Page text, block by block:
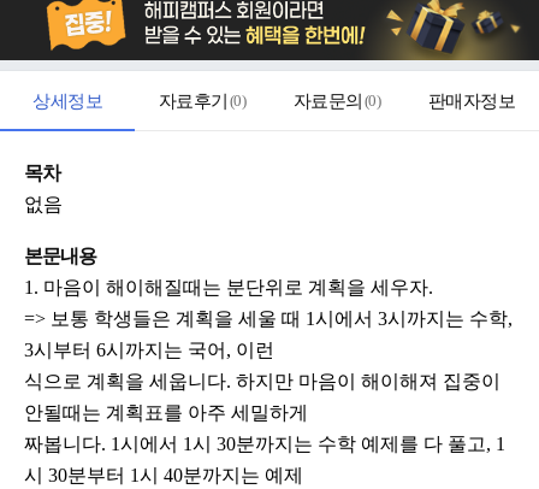
상세정보 자료후기 (0) 자료문의 (0) 판매자정보
목차
없음
본문내용
1. 마음이 해이해질때는 분단위로 계획을 세우자.
=> 보통 학생들은 계획을 세울 때 1시에서 3시까지는 수학,
3시부터 6시까지는 국어, 이런
식으로 계획을 세웁니다. 하지만 마음이 해이해져 집중이
안될때는 계획표를 아주 세밀하게
짜봅니다. 1시에서 1시 30분까지는 수학 예제를 다 풀고, 1
시 30분부터 1시 40분까지는 예제